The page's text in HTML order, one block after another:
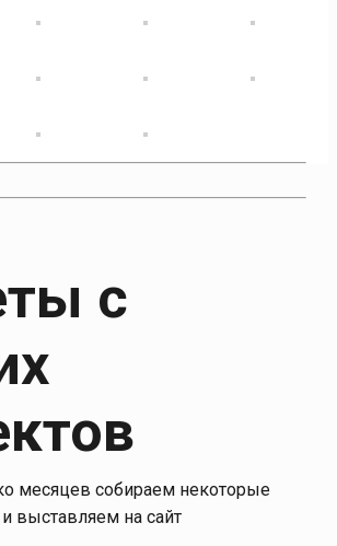
с
месяцев собираем некоторые
выставляем на сайт